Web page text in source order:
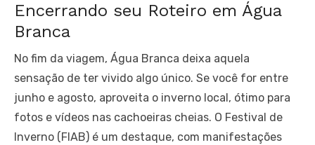
Encerrando seu Roteiro em Água
Branca
No fim da viagem, Água Branca deixa aquela
sensação de ter vivido algo único. Se você for entre
junho e agosto, aproveita o inverno local, ótimo para
fotos e vídeos nas cachoeiras cheias. O Festival de
Inverno (FIAB) é um destaque, com manifestações